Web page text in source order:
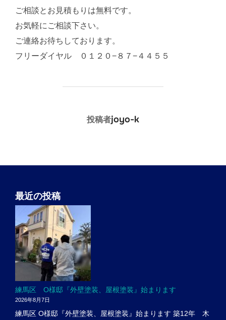
ご相談とお見積もりは無料です。
お気軽にご相談下さい。
ご連絡お待ちしております。
フリーダイヤル ０１２０−８７−４４５５
投稿者
投稿者joyo-k
最近の投稿
練馬区 O様邸『外壁塗装、屋根塗装』始まります
2026年8月7日
練馬区 O様邸『外壁塗装、屋根塗装』始まります 築12年 木